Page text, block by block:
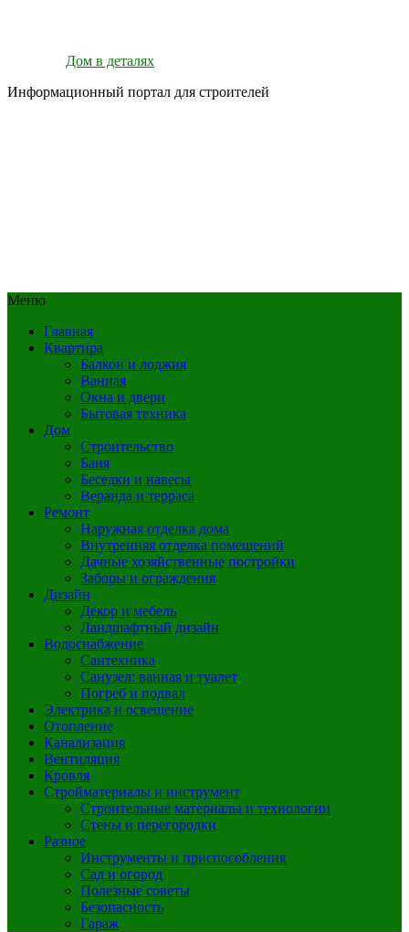
Дом в деталях
Информационный портал для строителей
Меню
Главная
Квартира
Балкон и лоджия
Ванная
Окна и двери
Бытовая техника
Дом
Строительство
Баня
Беседки и навесы
Веранда и терраса
Ремонт
Наружная отделка дома
Внутренняя отделка помещений
Дачные хозяйственные постройки
Заборы и ограждения
Дизайн
Декор и мебель
Ландшафтный дизайн
Водоснабжение
Сантехника
Санузел: ванная и туалет
Погреб и подвал
Электрика и освещение
Отопление
Канализация
Вентиляция
Кровля
Стройматериалы и инструмент
Строительные материалы и технологии
Стены и перегородки
Разное
Инструменты и приспособления
Сад и огород
Полезные советы
Безопасность
Гараж